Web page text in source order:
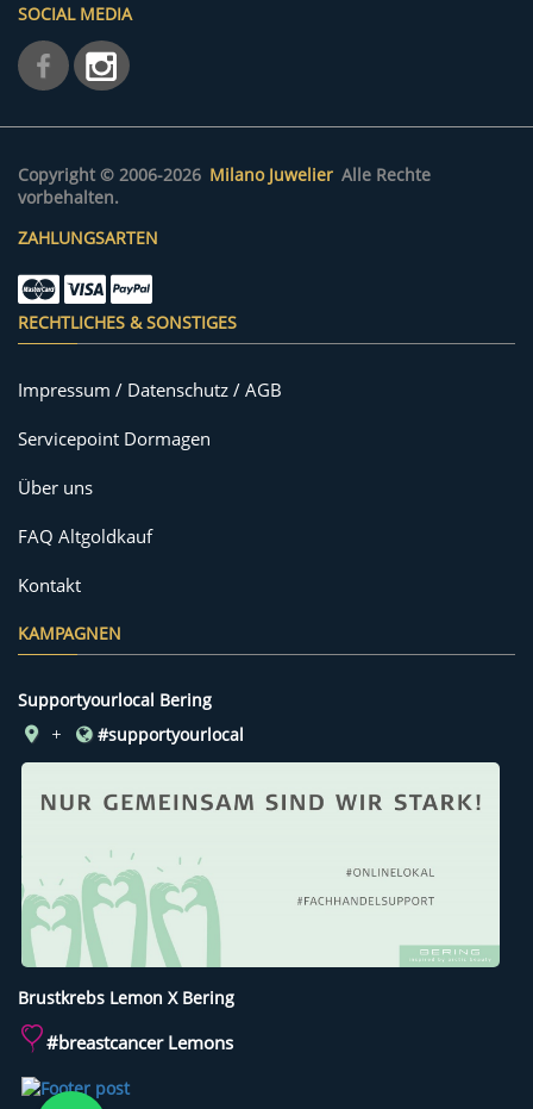
SOCIAL MEDIA
Copyright © 2006-2026 Milano Juwelier Alle Rechte
vorbehalten.
ZAHLUNGSARTEN
RECHTLICHES & SONSTIGES
Impressum / Datenschutz / AGB
Servicepoint Dormagen
Über uns
FAQ Altgoldkauf
Kontakt
KAMPAGNEN
Supportyourlocal Bering
#supportyourlocal
Brustkrebs Lemon X Bering
#breastcancer Lemons